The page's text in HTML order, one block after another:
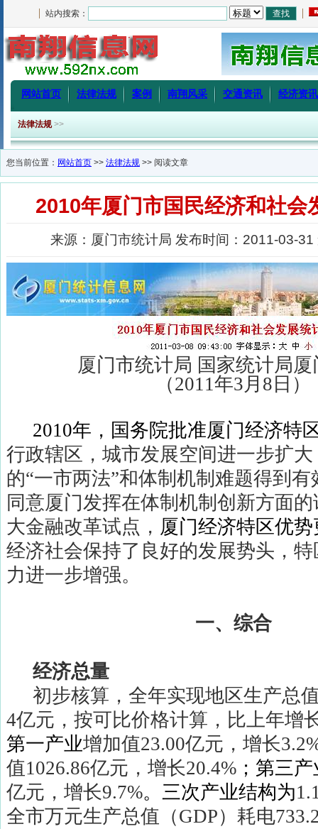
站内搜索：
网站首页 法律法规 案例 南翔风采 交通资讯 经济资讯
法律法规 >>
您当前位置： 网站首页 >> 法律法规 >> 阅读文章
2010年厦门市国民经济和社会
来源：厦门市统计局 发布时间：2011-03-
厦门市统计局 国家统计局
（2011年3月 8 日）
2010年，国务院批准厦门经济特
行政辖区，城市发展空间进一步扩
的“一市两法”和体制机制难题得到
同意厦门发挥在体制机制创新方面
大金融改革试点， 厦门经济特区优
经济社会保持了良好的发展势头，
力进一步增强。
一、综合
经济总量
初步核算，全年实现地区生产总
4亿元，按可比价格计算，比上年增
第一产业增加值23.00亿元，增长
值1026.86亿元，增长20.4% ；第三
亿元，增长9.7%。三次产业结构为
全市万元生产总值（GDP）耗电